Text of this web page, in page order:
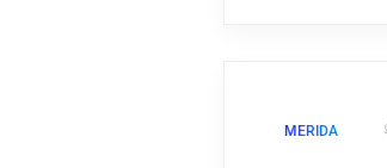
MERIDA